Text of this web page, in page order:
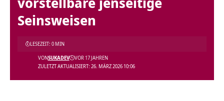
Seinsweisen
ZULETZT AKTUALISIERT: 26. MÄRZ 2026 10:06
VONSUKADEV VOR 17 JAHREN
LESEZEIT: 0 MIN